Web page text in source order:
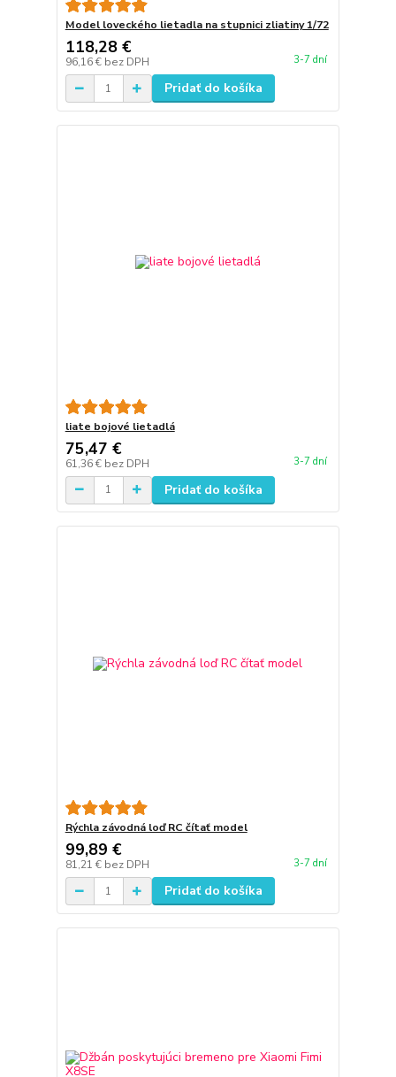
Model loveckého lietadla na stupnici zliatiny 1/72
118,28 €
96,16 € bez DPH 3-7 dní
Pridať do košíka
liate bojové lietadlá
75,47 €
61,36 € bez DPH 3-7 dní
Pridať do košíka
Rýchla závodná loď RC čítať model
99,89 €
81,21 € bez DPH 3-7 dní
Pridať do košíka